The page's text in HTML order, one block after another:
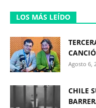
LOS MÁS LEÍDO
Agosto 6,
CHILE